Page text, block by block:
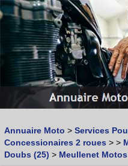
Vous recherchez un
Quoi :
480
768
Annuaire Moto > Services
Concessionaires 2 roues > >
Doubs (25) > Meullenet Motos